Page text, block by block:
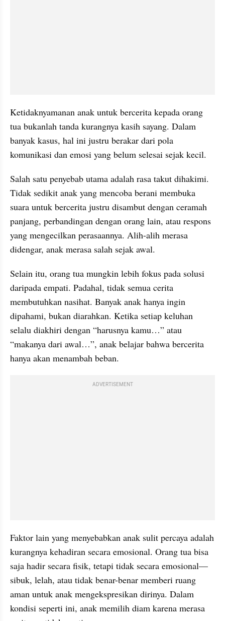
Ketidaknyamanan anak untuk bercerita kepada orang
tua bukanlah tanda kurangnya kasih sayang. Dalam
banyak kasus, hal ini justru berakar dari pola
komunikasi dan emosi yang belum selesai sejak kecil.
Salah satu penyebab utama adalah rasa takut dihakimi.
Tidak sedikit anak yang mencoba berani membuka
suara untuk bercerita justru disambut dengan ceramah
panjang, perbandingan dengan orang lain, atau respons
yang mengecilkan perasaannya. Alih-alih merasa
didengar, anak merasa salah sejak awal.
Selain itu, orang tua mungkin lebih fokus pada solusi
daripada empati. Padahal, tidak semua cerita
membutuhkan nasihat. Banyak anak hanya ingin
dipahami, bukan diarahkan. Ketika setiap keluhan
selalu diakhiri dengan “harusnya kamu…” atau
“makanya dari awal…”, anak belajar bahwa bercerita
hanya akan menambah beban.
ADVERTISEMENT
Faktor lain yang menyebabkan anak sulit percaya adalah
kurangnya kehadiran secara emosional. Orang tua bisa
saja hadir secara fisik, tetapi tidak secara emosional—
sibuk, lelah, atau tidak benar-benar memberi ruang
aman untuk anak mengekspresikan dirinya. Dalam
kondisi seperti ini, anak memilih diam karena merasa